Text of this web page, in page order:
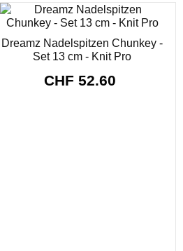
Dreamz Nadelspitzen Chunkey -
Set 13 cm - Knit Pro
CHF 52.60